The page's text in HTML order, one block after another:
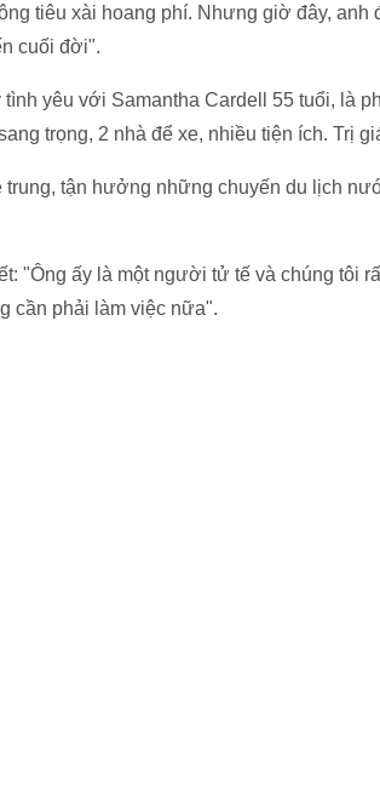
tiêu xài hoang phí. Nhưng giờ đây,
cuối đời".
tình yêu với Samantha Cardell 55 tuổi, là
trọng, 2 nhà để xe, nhiều tiện ích. Trị
trung, tận hưởng những chuyến du lịch
"Ông ấy là một người tử tế và chúng tôi
cần phải làm việc nữa".